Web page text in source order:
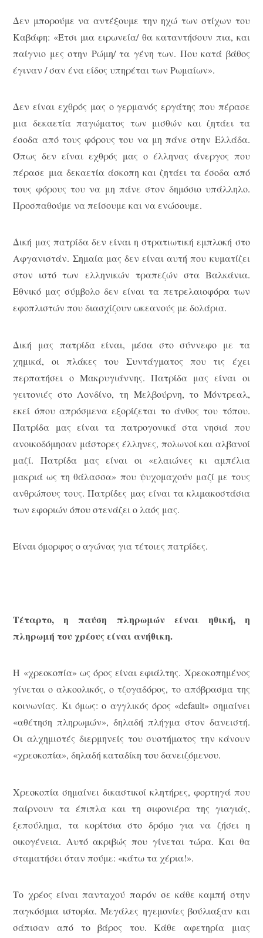
Δεν μπορούμε να αντέξουμε την ηχώ των στίχων του
Καβάφη: «Έτσι μια ειρωνεία/ θα καταντήσουν πια, και
παίγνιο μες στην Ρώμη/ τα γένη των. Που κατά βάθος
έγιναν / σαν ένα είδος υπηρέται των Ρωμαίων».
Δεν είναι εχθρός μας ο γερμανός εργάτης που πέρασε
μια δεκαετία παγώματος των μισθών και ζητάει τα
έσοδα από τους φόρους του να μη πάνε στην Ελλάδα.
Όπως δεν είναι εχθρός μας ο έλληνας άνεργος που
πέρασε μια δεκαετία άσκοπη και ζητάει τα έσοδα από
τους φόρους του να μη πάνε στον δημόσιο υπάλληλο.
Προσπαθούμε να πείσουμε και να ενώσουμε.
Δική μας πατρίδα δεν είναι η στρατιωτική εμπλοκή στο
Αφγανιστάν. Σημαία μας δεν είναι αυτή που κυματίζει
στον ιστό των ελληνικών τραπεζών στα Βαλκάνια.
Εθνικό μας σύμβολο δεν είναι τα πετρελαιοφόρα των
εφοπλιστών που διασχίζουν ωκεανούς με δολάρια.
Δική μας πατρίδα είναι, μέσα στο σύννεφο με τα
χημικά, οι πλάκες του Συντάγματος που τις έχει
περπατήσει ο Μακρυγιάννης. Πατρίδα μας είναι οι
γειτονιές στο Λονδίνο, τη Μελβούρνη, το Μόντρεαλ,
εκεί όπου απρόσμενα εξορίζεται το άνθος του τόπου.
Πατρίδα μας είναι τα πατρογονικά στα νησιά που
ανοικοδόμησαν μάστορες έλληνες, πολωνοί και αλβανοί
μαζί. Πατρίδα μας είναι οι «ελαιώνες κι αμπέλια
μακριά ως τη θάλασσα» που ψυχομαχούν μαζί με τους
ανθρώπους τους. Πατρίδες μας είναι τα κλιμακοστάσια
των εφοριών όπου στενάζει ο λαός μας.
Είναι όμορφος ο αγώνας για τέτοιες πατρίδες.
Τέταρτο, η παύση πληρωμών είναι ηθική, η
πληρωμή του χρέους είναι ανήθικη.
Η «χρεοκοπία» ως όρος είναι εφιάλτης. Χρεοκοπημένος
γίνεται ο αλκοολικός, ο τζογαδόρος, το απόβρασμα της
κοινωνίας. Κι όμως: ο αγγλικός όρος «default» σημαίνει
«αθέτηση πληρωμών», δηλαδή πλήγμα στον δανειστή.
Οι αλχημιστές διερμηνείς του συστήματος την κάνουν
«χρεοκοπία», δηλαδή καταδίκη του δανειζόμενου.
Χρεοκοπία σημαίνει δικαστικοί κλητήρες, φορτηγά που
παίρνουν τα έπιπλα και τη σιφονιέρα της γιαγιάς,
ξεπούλημα, τα κορίτσια στο δρόμο για να ζήσει η
οικογένεια. Αυτό ακριβώς που γίνεται τώρα. Και θα
σταματήσει όταν πούμε: «κάτω τα χέρια!».
Το χρέος είναι πανταχού παρόν σε κάθε καμπή στην
παγκόσμια ιστορία. Μεγάλες ηγεμονίες βούλιαξαν και
σάπισαν από το βάρος του. Κάθε αφετηρία μιας